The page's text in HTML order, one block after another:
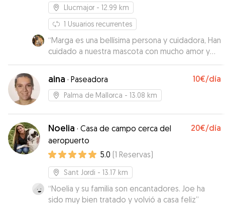
Llucmajor - 12.99 km
1 Usuarios recurrentes
“Marga es una bellísima persona y cuidadora, Han
cuidado a nuestra mascota con mucho amor y
afecto, nos han mandado fotos cada día y se le
veía feliz y contento. Muchisimas gracias
”
aina · Paseadora 10€/día
Palma de Mallorca - 13.08 km
Noelia · Casa de campo cerca del
aeropuerto
20€/día
5.0 (1 Reservas)
Sant Jordi - 13.17 km
“Noelia y su familia son encantadores. Joe ha
sido muy bien tratado y volvió a casa feliz”